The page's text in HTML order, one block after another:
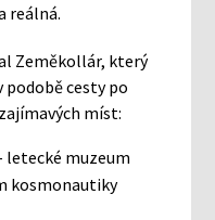
reálná.
Zeměkollár, který
cesty po
míst:
letecké muzeum
kosmonautiky